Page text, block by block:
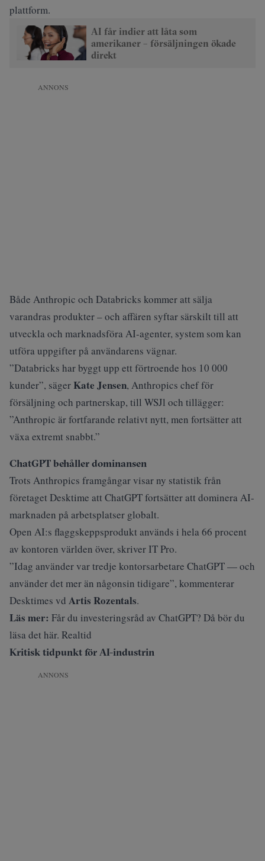
plattform.
AI får indier att låta som
amerikaner – försäljningen ökade
direkt
ANNONS
Både Anthropic och Databricks kommer att sälja
varandras produkter – och affären syftar särskilt till att
utveckla och marknadsföra AI-agenter, system som kan
utföra uppgifter på användarens vägnar.
”Databricks har byggt upp ett förtroende hos 10 000
kunder”, sägerKate Jensen, Anthropics chef för
försäljning och partnerskap, till WSJl och tillägger:
”Anthropic är fortfarande relativt nytt, men fortsätter att
växa extremt snabbt.”
ChatGPT behåller dominansen
Trots Anthropics framgångar visar ny statistik från
företaget Desktime att ChatGPT fortsätter att dominera AI-
marknaden på arbetsplatser globalt.
Open AI:s flaggskeppsprodukt används i hela 66 procent
av kontoren världen över, skriverIT Pro.
”Idag använder var tredje kontorsarbetare ChatGPT — och
använder det mer än någonsin tidigare”, kommenterar
Desktimes vd Artis Rozentals.
Läs mer: Får du investeringsråd av ChatGPT? Då bör du
läsa det här. Realtid
Kritisk tidpunkt för AI-industrin
ANNONS